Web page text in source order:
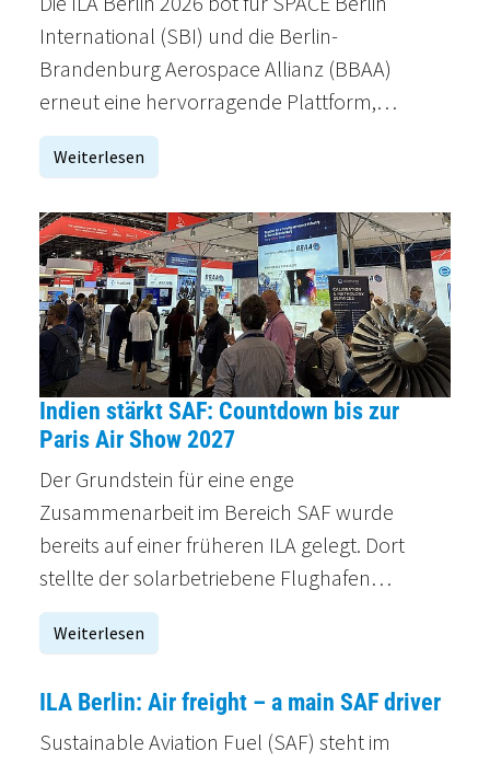
International (SBI) und die Berlin-
Brandenburg Aerospace Allianz (BBAA)
erneut eine hervorragende Plattform,…
Weiterlesen
Indien stärkt SAF: Countdown bis zur
Paris Air Show 2027
Der Grundstein für eine enge
Zusammenarbeit im Bereich SAF wurde
bereits auf einer früheren ILA gelegt. Dort
stellte der solarbetriebene Flughafen…
Weiterlesen
ILA Berlin: Air freight – a main SAF driver
Sustainable Aviation Fuel (SAF) steht im